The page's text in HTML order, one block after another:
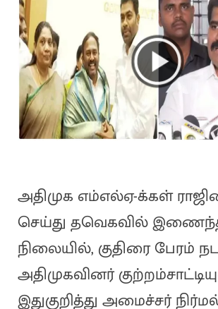
அதிமுக எம்எல்ஏ-க்கள்
செய்து தவெகவில்
நிலையில், குதிரை பேரம்
அதிமுகவினர்
இதுகுறித்து அமைச்சர்